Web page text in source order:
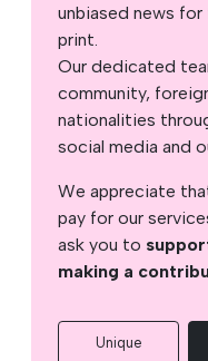
unbiased news
print.
Our dedicated
community,
nationalities
social media and
We appreciate
pay for our
ask you to
making a
Unique